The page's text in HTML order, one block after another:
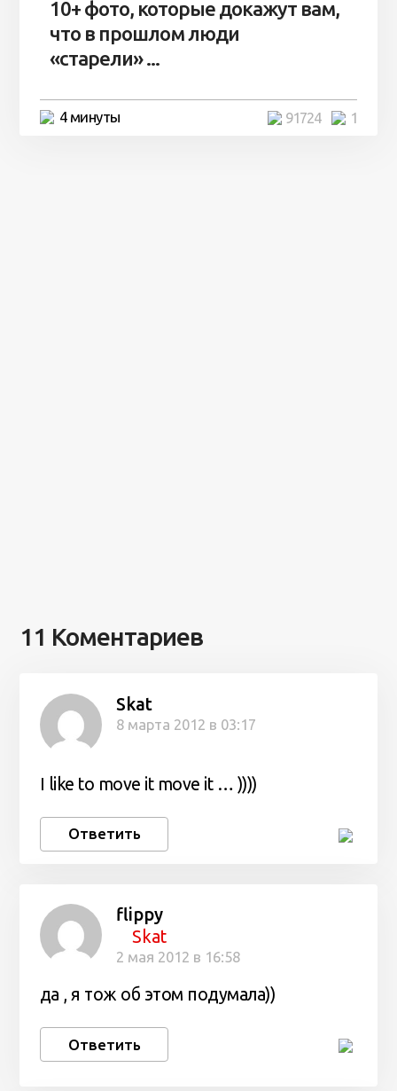
10+ фото, которые докажут вам,
что в прошлом люди
«старели» ...
4 минуты 1
91724
11 Коментариев
Skat
8 марта 2012 в 03:17
I like to move it move it … ))))
Ответить
flippy
Skat
2 мая 2012 в 16:58
да , я тож об этом подумала))
Ответить